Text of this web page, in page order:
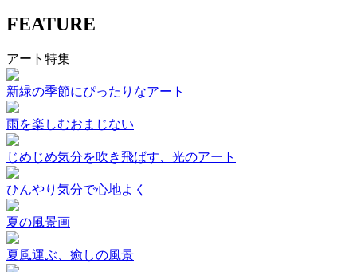
FEATURE
アート特集
新緑の季節にぴったりなアート
雨を楽しむおまじない
じめじめ気分を吹き飛ばす、光のアート
ひんやり気分で心地よく
夏の風景画
夏風運ぶ、癒しの風景